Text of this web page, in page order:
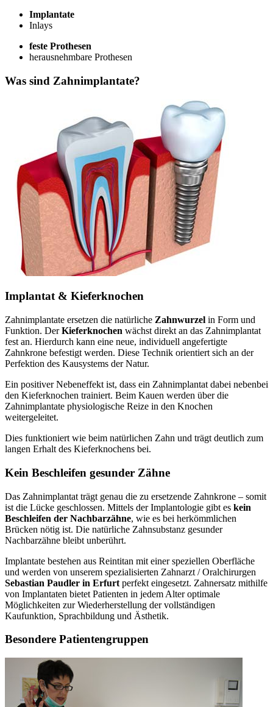
Implantate
Inlays
feste Prothesen
herausnehmbare Prothesen
Was sind Zahnimplantate?
Implantat & Kieferknochen
Zahnimplantate ersetzen die natürliche Zahnwurzel in Form und
Funktion. DerKieferknochen wächst direkt an das Zahnimplantat
fest an. Hierdurch kann eine neue, individuell angefertigte
Zahnkrone befestigt werden. Diese Technik orientiert sich an der
Perfektion des Kausystems der Natur.
Ein positiver Nebeneffekt ist, dass ein Zahnimplantat dabei nebenbei
den Kieferknochen trainiert. Beim Kauen werden über die
Zahnimplantate physiologische Reize in den Knochen
weitergeleitet.
Dies funktioniert wie beim natürlichen Zahn und trägt deutlich zum
langen Erhalt des Kieferknochens bei.
Kein Beschleifen gesunder Zähne
Das Zahnimplantat trägt genau die zu ersetzende Zahnkrone – somit
ist die Lücke geschlossen. Mittels der Implantologie gibt es kein
Beschleifen der Nachbarzähne, wie es bei herkömmlichen
Brücken nötig ist. Die natürliche Zahnsubstanz gesunder
Nachbarzähne bleibt unberührt.
Implantate bestehen aus Reintitan mit einer speziellen Oberfläche
und werden von unserem spezialisierten Zahnarzt / Oralchirurgen
Sebastian Paudler in Erfurt perfekt eingesetzt. Zahnersatz mithilfe
von Implantaten bietet Patienten in jedem Alter optimale
Möglichkeiten zur Wiederherstellung der vollständigen
Kaufunktion, Sprachbildung und Ästhetik.
Besondere Patientengruppen